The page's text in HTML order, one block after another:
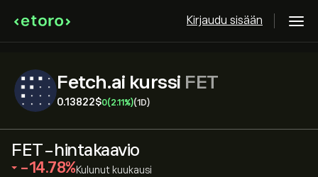
Kirjaudu sisään
Fetch.ai kurssi FET
0.13822‎$‎0(2.11%)(1D)
FET-hintakaavio
‎-14.78‎ Kulunut kuukausi